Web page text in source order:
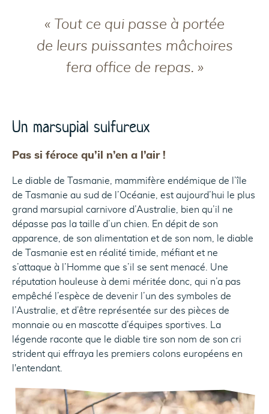
« Tout ce qui passe à portée
de leurs puissantes mâchoires
fera office de repas. »
Un marsupial sulfureux
Pas si féroce qu’il n’en a l’air !
Le diable de Tasmanie, mammifère endémique de l’île
de Tasmanie au sud de l’Océanie, est aujourd’hui le plus
grand marsupial carnivore d’Australie, bien qu’il ne
dépasse pas la taille d’un chien. En dépit de son
apparence, de son alimentation et de son nom, le diable
de Tasmanie est en réalité timide, méfiant et ne
s’attaque à l’Homme que s’il se sent menacé. Une
réputation houleuse à demi méritée donc, qui n’a pas
empêché l’espèce de devenir l’un des symboles de
l’Australie, et d’être représentée sur des pièces de
monnaie ou en mascotte d’équipes sportives. La
légende raconte que le diable tire son nom de son cri
strident qui effraya les premiers colons européens en
l'entendant.